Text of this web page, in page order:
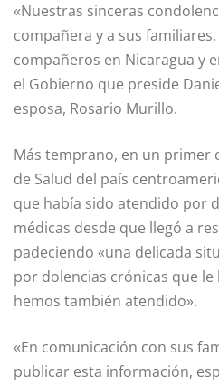
«Nuestras sinceras
compañera y a sus
compañeros en Nicaragua y
el Gobierno que preside
esposa, Rosario Murillo.
Más temprano, en un primer
de Salud del país
que había sido atendido por
médicas desde que llegó a
padeciendo «una delicada
por dolencias crónicas que
hemos también atendido».
«En comunicación con sus
publicar esta información,